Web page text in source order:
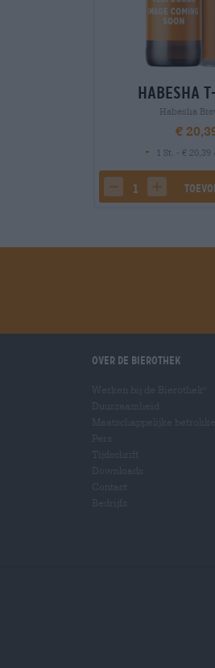
Habesha
Habesha
€
-
1 St. - € 20,39
decrease quantity
increase
Over de Bierothek